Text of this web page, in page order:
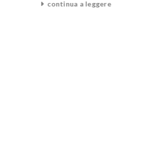
continua a leggere